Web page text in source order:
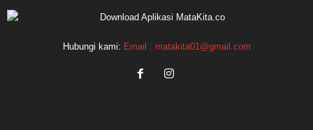
Hubungi kami: Email : matakita01@gmail.com